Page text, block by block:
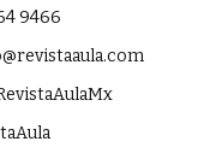
9466